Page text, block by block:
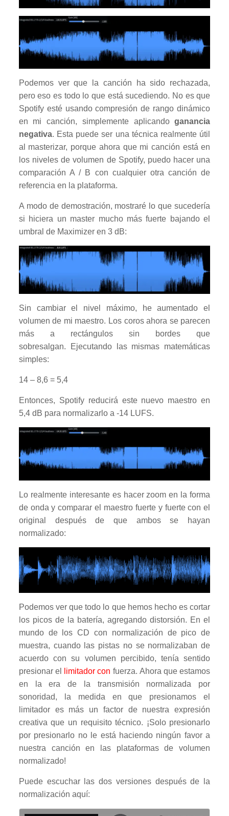
Podemos ver que la canción ha sido rechazada,
pero eso es todo lo que está sucediendo. No es que
Spotify esté usando compresión de rango dinámico
en mi canción, simplemente aplicandoganancia
negativa. Esta puede ser una técnica realmente útil
al masterizar, porque ahora que mi canción está en
los niveles de volumen de Spotify, puedo hacer una
comparación A / B con cualquier otra canción de
referencia en la plataforma.
A modo de demostración, mostraré lo que sucedería
si hiciera un master mucho más fuerte bajando el
umbral de Maximizer en 3 dB:
Sin cambiar el nivel máximo, he aumentado el
volumen de mi maestro. Los coros ahora se parecen
más a rectángulos sin bordes que
sobresalgan. Ejecutando las mismas matemáticas
simples:
14 – 8,6 = 5,4
Entonces, Spotify reducirá este nuevo maestro en
5,4 dB para normalizarlo a -14 LUFS.
Lo realmente interesante es hacer zoom en la forma
de onda y comparar el maestro fuerte y fuerte con el
original después de que ambos se hayan
normalizado:
Podemos ver que todo lo que hemos hecho es cortar
los picos de la batería, agregando distorsión. En el
mundo de los CD con normalización de pico de
muestra, cuando las pistas no se normalizaban de
acuerdo con su volumen percibido, tenía sentido
presionar el
limitador con fuerza. Ahora que estamos
en la era de la transmisión normalizada por
sonoridad, la medida en que presionamos el
limitador es más un factor de nuestra expresión
creativa que un requisito técnico. ¡Solo presionarlo
por presionarlo no le está haciendo ningún favor a
nuestra canción en las plataformas de volumen
normalizado!
Puede escuchar las dos versiones después de la
normalización aquí: